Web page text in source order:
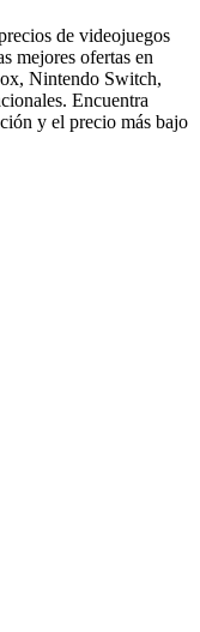
de videojuegos
mejores ofertas en
Nintendo Switch,
Encuentra
y el precio más bajo